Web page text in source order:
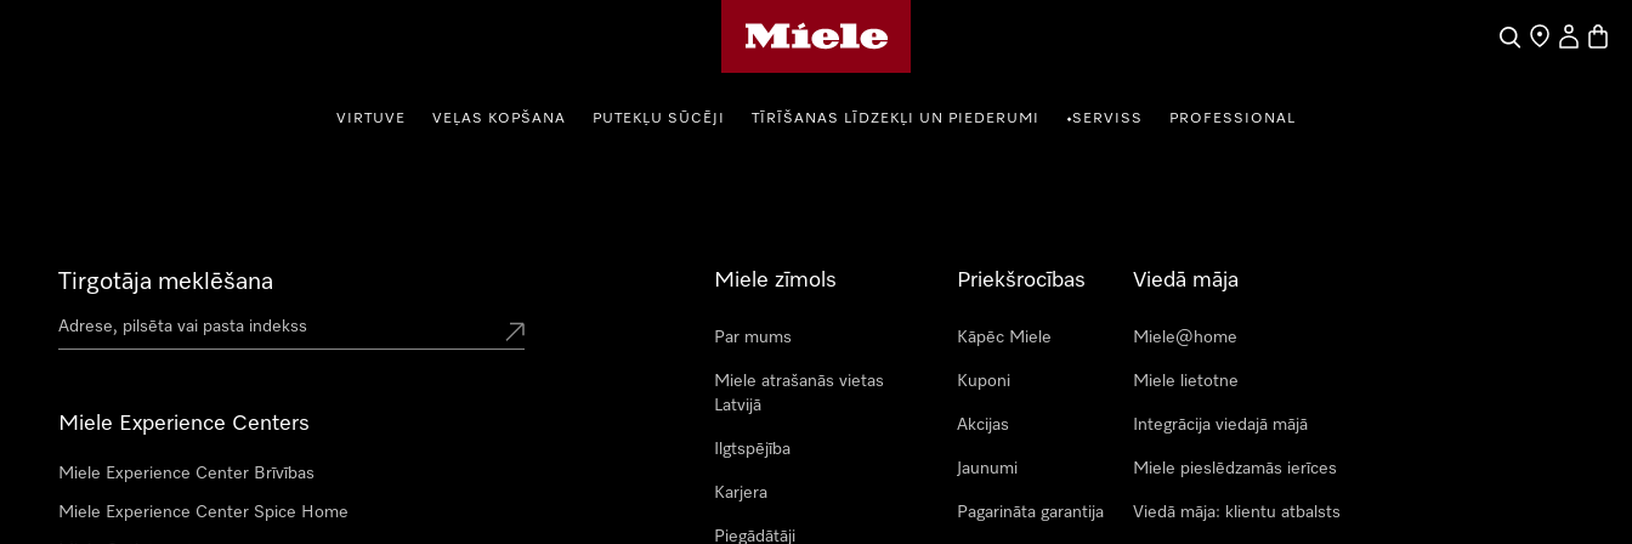
Meklēšana
TirgotājaLietotāja
VIRTUVE VEĻAS KOPŠANA PUTEKĻU SŪCĒJI TĪRĪŠANAS LĪDZEKĻI UN PIEDERUMI •SERVISS PROFESSIONAL
Tirgotāja meklēšana
Miele Experience Centers
Miele Experience Center Brīvības
Miele Experience Center Spice Home
Miele zīmols
Par mums
Miele atrašanās vietas
Latvijā
Ilgtspējība
Karjera
Piegādātāji
Priekšrocības
Kāpēc Miele
Kuponi
Akcijas
Jaunumi
Pagarināta garantija
Viedā māja
Miele@home
Miele lietotne
Integrācija viedajā mājā
Miele pieslēdzamās ierīces
Viedā māja: klientu atbalsts